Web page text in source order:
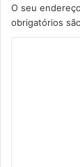
O seu
obrigatórios